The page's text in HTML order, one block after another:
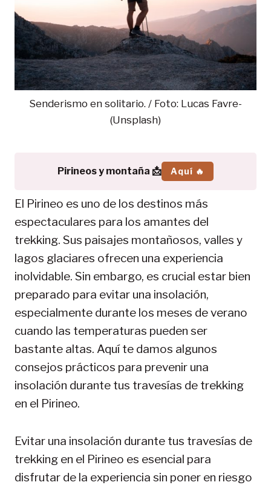
Senderismo en solitario. / Foto: Lucas Favre-
(Unsplash)
Pirineos y montaña 📩 Aquí 🔥
El Pirineo es uno de los destinos más
espectaculares para los amantes del
trekking. Sus paisajes montañosos, valles y
lagos glaciares ofrecen una experiencia
inolvidable. Sin embargo, es crucial estar bien
preparado para evitar una insolación,
especialmente durante los meses de verano
cuando las temperaturas pueden ser
bastante altas. Aquí te damos algunos
consejos prácticos para prevenir una
insolación durante tus travesías de trekking
en el Pirineo.
Evitar una insolación durante tus travesías de
trekking en el Pirineo es esencial para
disfrutar de la experiencia sin poner en riesgo